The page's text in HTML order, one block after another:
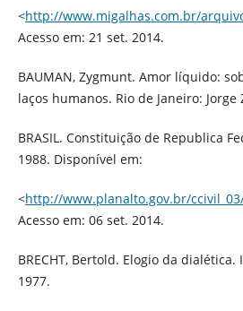
<http://www.migalhas.com.br/
Acesso em: 21 set. 2014.
BAUMAN, Zygmunt. Amor líquido:
laços humanos. Rio de Janeiro: Jorge
BRASIL. Constituição de Republica
1988. Disponível em:
<http://www.planalto.gov.br/
Acesso em: 06 set. 2014.
BRECHT, Bertold. Elogio da
1977.